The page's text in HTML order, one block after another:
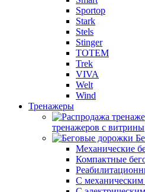
Sportop
Stark
Stels
Stinger
TOTEM
Trek
VIVA
Welt
Wind
Тренажеры
тренажеров с витрины
Механические
Компактные
С механическим